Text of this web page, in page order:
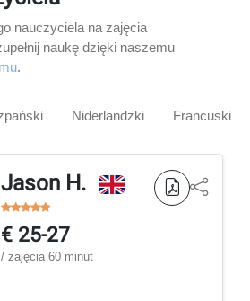
nauczyciela na zajęcia
naukę dzięki naszemu
.
Niderlandzki Francuski
Jason H.
€ 25-27
/ zajęcia 60 minut